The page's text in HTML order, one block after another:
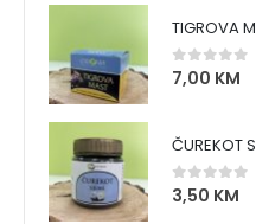
0 out of
7,00 KM
ČUREKOT
0 out of
3,50 KM